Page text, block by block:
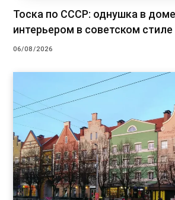
Тоска по СССР: однушка в
интерьером в советском стиле
06/08/2026